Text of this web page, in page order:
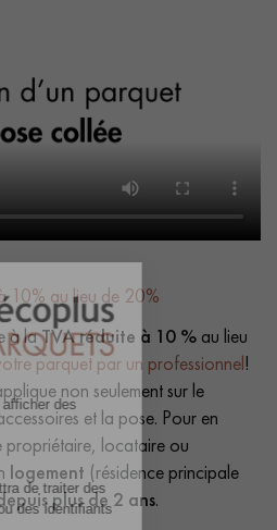
10% au lieu de 20%
à laTVA réduite à 10 % au lieu
parquet par un professionnel!
non seulement sur le
et la pose. Pour en
propriétaire, locataire ou
logement (résidence principale
plus de 2 ans.